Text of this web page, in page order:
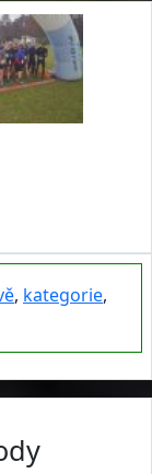
, kategorie,